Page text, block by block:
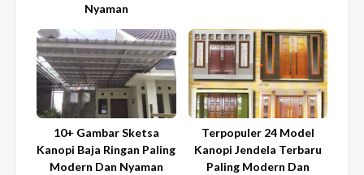
Nyaman
10+ Gambar Sketsa
Kanopi Baja Ringan Paling
Modern Dan Nyaman
Terpopuler 24 Model
Kanopi Jendela Terbaru
Paling Modern Dan